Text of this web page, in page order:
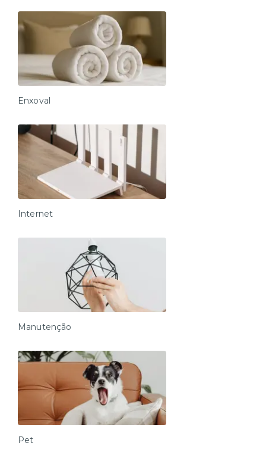
Enxoval
Internet
Manutenção
Pet